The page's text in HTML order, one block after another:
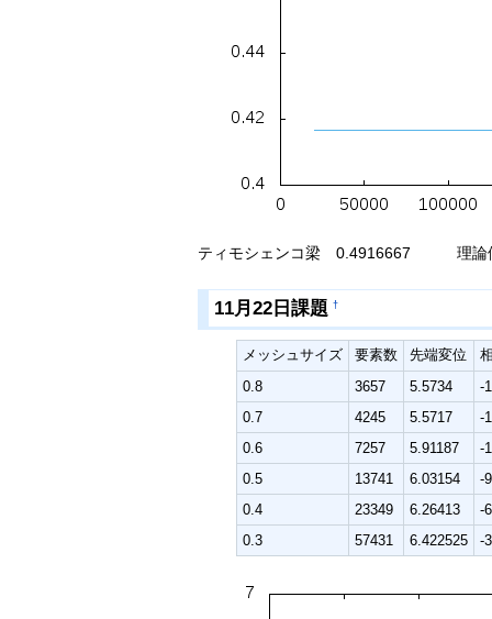
ティモシェンコ梁 0.4916667 理論
11月22日課題 †
メッシュサイズ 要素数 先端変位
0.8
3657 5.5734
-
0.7
4245 5.5717
-
0.6
7257 5.91187
-
0.5
13741 6.03154
-
0.4
23349 6.26413
-
0.3
57431 6.422525 -